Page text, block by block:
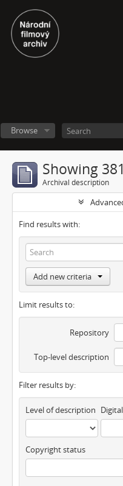
Browse
Showing
Archival description
Find results with:
Add new criteria
Limit results to:
Repository
Top-level description
Filter results by:
Level of description
Copyright status